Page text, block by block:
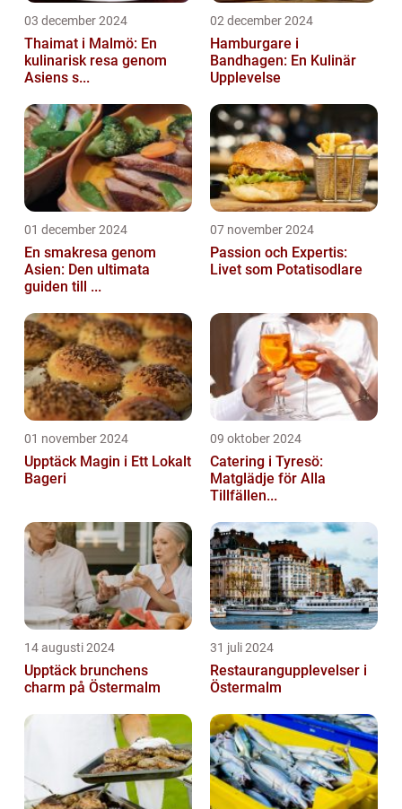
03 december 2024
Thaimat i Malmö: En
kulinarisk resa genom
Asiens s...
02 december 2024
Hamburgare i
Bandhagen: En Kulinär
Upplevelse
01 december 2024
En smakresa genom
Asien: Den ultimata
guiden till ...
07 november 2024
Passion och Expertis:
Livet som Potatisodlare
01 november 2024
Upptäck Magin i Ett Lokalt
Bageri
09 oktober 2024
Catering i Tyresö:
Matglädje för Alla
Tillfällen...
14 augusti 2024
Upptäck brunchens
charm på Östermalm
31 juli 2024
Restaurangupplevelser i
Östermalm